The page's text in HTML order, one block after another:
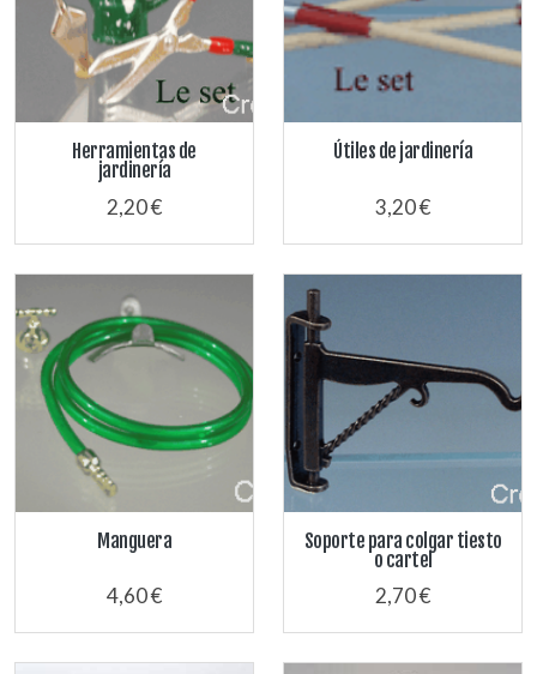
Herramientas de
jardinería
2,20 €
Útiles de jardinería
3,20 €
Manguera
4,60 €
Soporte para colgar tiesto
o cartel
2,70 €